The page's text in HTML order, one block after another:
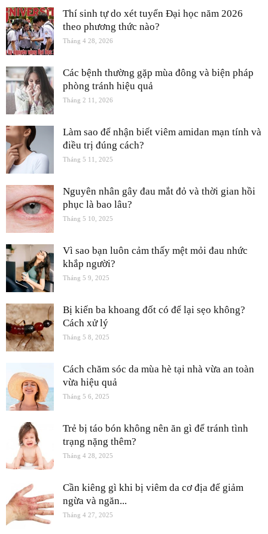
Thí sinh tự do xét tuyển Đại học năm 2026
theo phương thức nào?
Tháng 4 28, 2026
Các bệnh thường gặp mùa đông và biện pháp
phòng tránh hiệu quả
Tháng 2 11, 2026
Làm sao để nhận biết viêm amidan mạn tính và
điều trị đúng cách?
Tháng 5 11, 2025
Nguyên nhân gây đau mắt đỏ và thời gian hồi
phục là bao lâu?
Tháng 5 10, 2025
Vì sao bạn luôn cảm thấy mệt mỏi đau nhức
khắp người?
Tháng 5 9, 2025
Bị kiến ba khoang đốt có để lại sẹo không?
Cách xử lý
Tháng 5 8, 2025
Cách chăm sóc da mùa hè tại nhà vừa an toàn
vừa hiệu quả
Tháng 5 6, 2025
Trẻ bị táo bón không nên ăn gì để tránh tình
trạng nặng thêm?
Tháng 4 28, 2025
Cần kiêng gì khi bị viêm da cơ địa để giảm
ngừa và ngăn...
Tháng 4 27, 2025